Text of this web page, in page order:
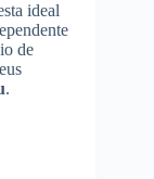
ideal
de
.